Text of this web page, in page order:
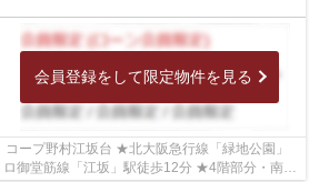
会員登録をして限定物件を見る
ープ野村江坂台 ★北大阪急行線「緑地公園」
御堂筋線「江坂」駅徒歩12分 ★4階部分・南向